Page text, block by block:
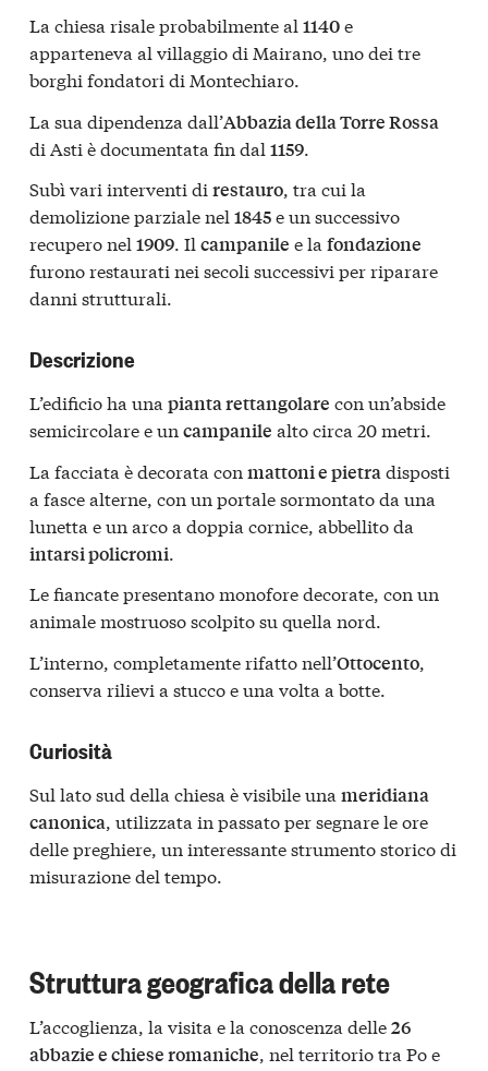
La chiesa risale probabilmente al 1140e
apparteneva al villaggio di Mairano, uno dei tre
borghi fondatori di Montechiaro.
La sua dipendenza dall’Abbazia della Torre Rossa
di Asti è documentata fin dal 1159
Subì vari interventi di restauro, tra cui la
demolizione parziale nel 1845e un successivo
recupero nel 1909. Il campanile e la fondazione
furono restaurati nei secoli successivi per riparare
danni strutturali.
Descrizione
L’edificio ha una pianta rettangolare con un’abside
semicircolare e un campanile alto circa 20 metri.
La facciata è decorata con mattoni e pietradisposti
a fasce alterne, con un portale sormontato da una
lunetta e un arco a doppia cornice, abbellito da
intarsi policromi.
Le fiancate presentano monofore decorate, con un
animale mostruoso scolpito su quella nord.
L’interno, completamente rifatto nell’Ottocento,
conserva rilievi a stucco e una volta a botte.
Curiosità
Sul lato sud della chiesa è visibile una meridiana
canonica, utilizzata in passato per segnare le ore
delle preghiere, un interessante strumento storico di
misurazione del tempo.
Struttura geografica della rete
L’accoglienza, la visita e la conoscenza delle26
abbazie e chiese romaniche, nel territorio tra Po e